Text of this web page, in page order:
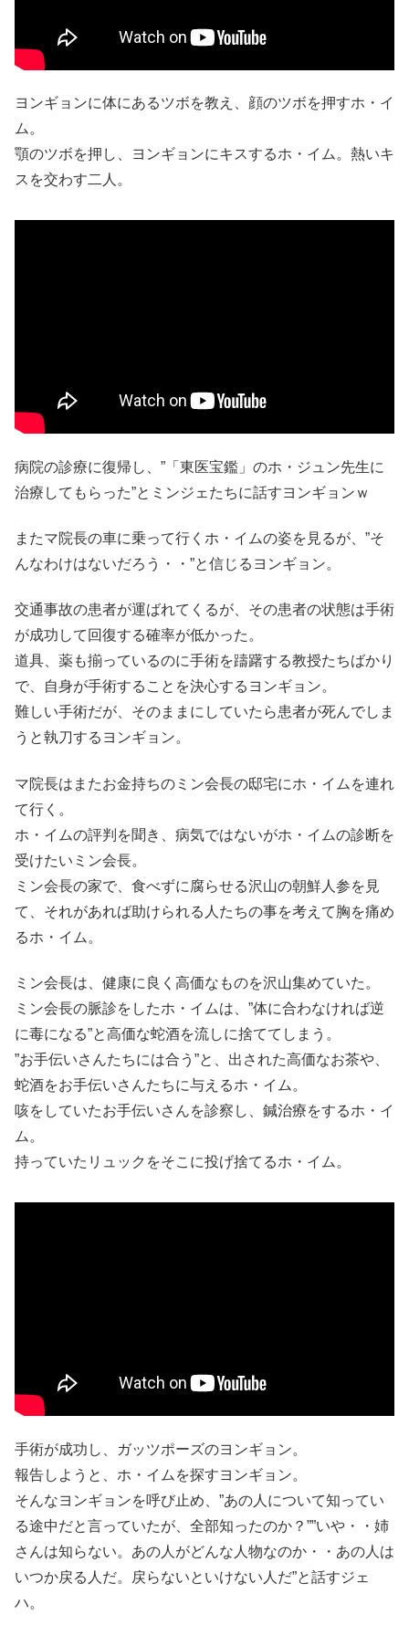
ヨンギョンに体にあるツボを教え、顔のツボを押すホ・イ
ム。
顎のツボを押し、ヨンギョンにキスするホ・イム。熱いキ
スを交わす二人。
病院の診療に復帰し、”「東医宝鑑」のホ・ジュン先生に
治療してもらった”とミンジェたちに話すヨンギョンｗ
またマ院長の車に乗って行くホ・イムの姿を見るが、”そ
んなわけはないだろう・・”と信じるヨンギョン。
交通事故の患者が運ばれてくるが、その患者の状態は手術
が成功して回復する確率が低かった。
道具、薬も揃っているのに手術を躊躇する教授たちばかり
で、自身が手術することを決心するヨンギョン。
難しい手術だが、そのままにしていたら患者が死んでしま
うと執刀するヨンギョン。
マ院長はまたお金持ちのミン会長の邸宅にホ・イムを連れ
て行く。
ホ・イムの評判を聞き、病気ではないがホ・イムの診断を
受けたいミン会長。
ミン会長の家で、食べずに腐らせる沢山の朝鮮人参を見
て、それがあれば助けられる人たちの事を考えて胸を痛め
るホ・イム。
ミン会長は、健康に良く高価なものを沢山集めていた。
ミン会長の脈診をしたホ・イムは、”体に合わなければ逆
に毒になる”と高価な蛇酒を流しに捨ててしまう。
”お手伝いさんたちには合う”と、出された高価なお茶や、
蛇酒をお手伝いさんたちに与えるホ・イム。
咳をしていたお手伝いさんを診察し、鍼治療をするホ・イ
ム。
持っていたリュックをそこに投げ捨てるホ・イム。
手術が成功し、ガッツポーズのヨンギョン。
報告しようと、ホ・イムを探すヨンギョン。
そんなヨンギョンを呼び止め、”あの人について知ってい
る途中だと言っていたが、全部知ったのか？””いや・・姉
さんは知らない。あの人がどんな人物なのか・・あの人は
いつか戻る人だ。戻らないといけない人だ”と話すジェ
ハ。